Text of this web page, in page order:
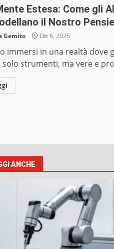
Estesa: Come gli
il Nostro
Gemito Ott 6, 2025
immersi in una realtà dove
solo strumenti, ma vere e
ANCHE